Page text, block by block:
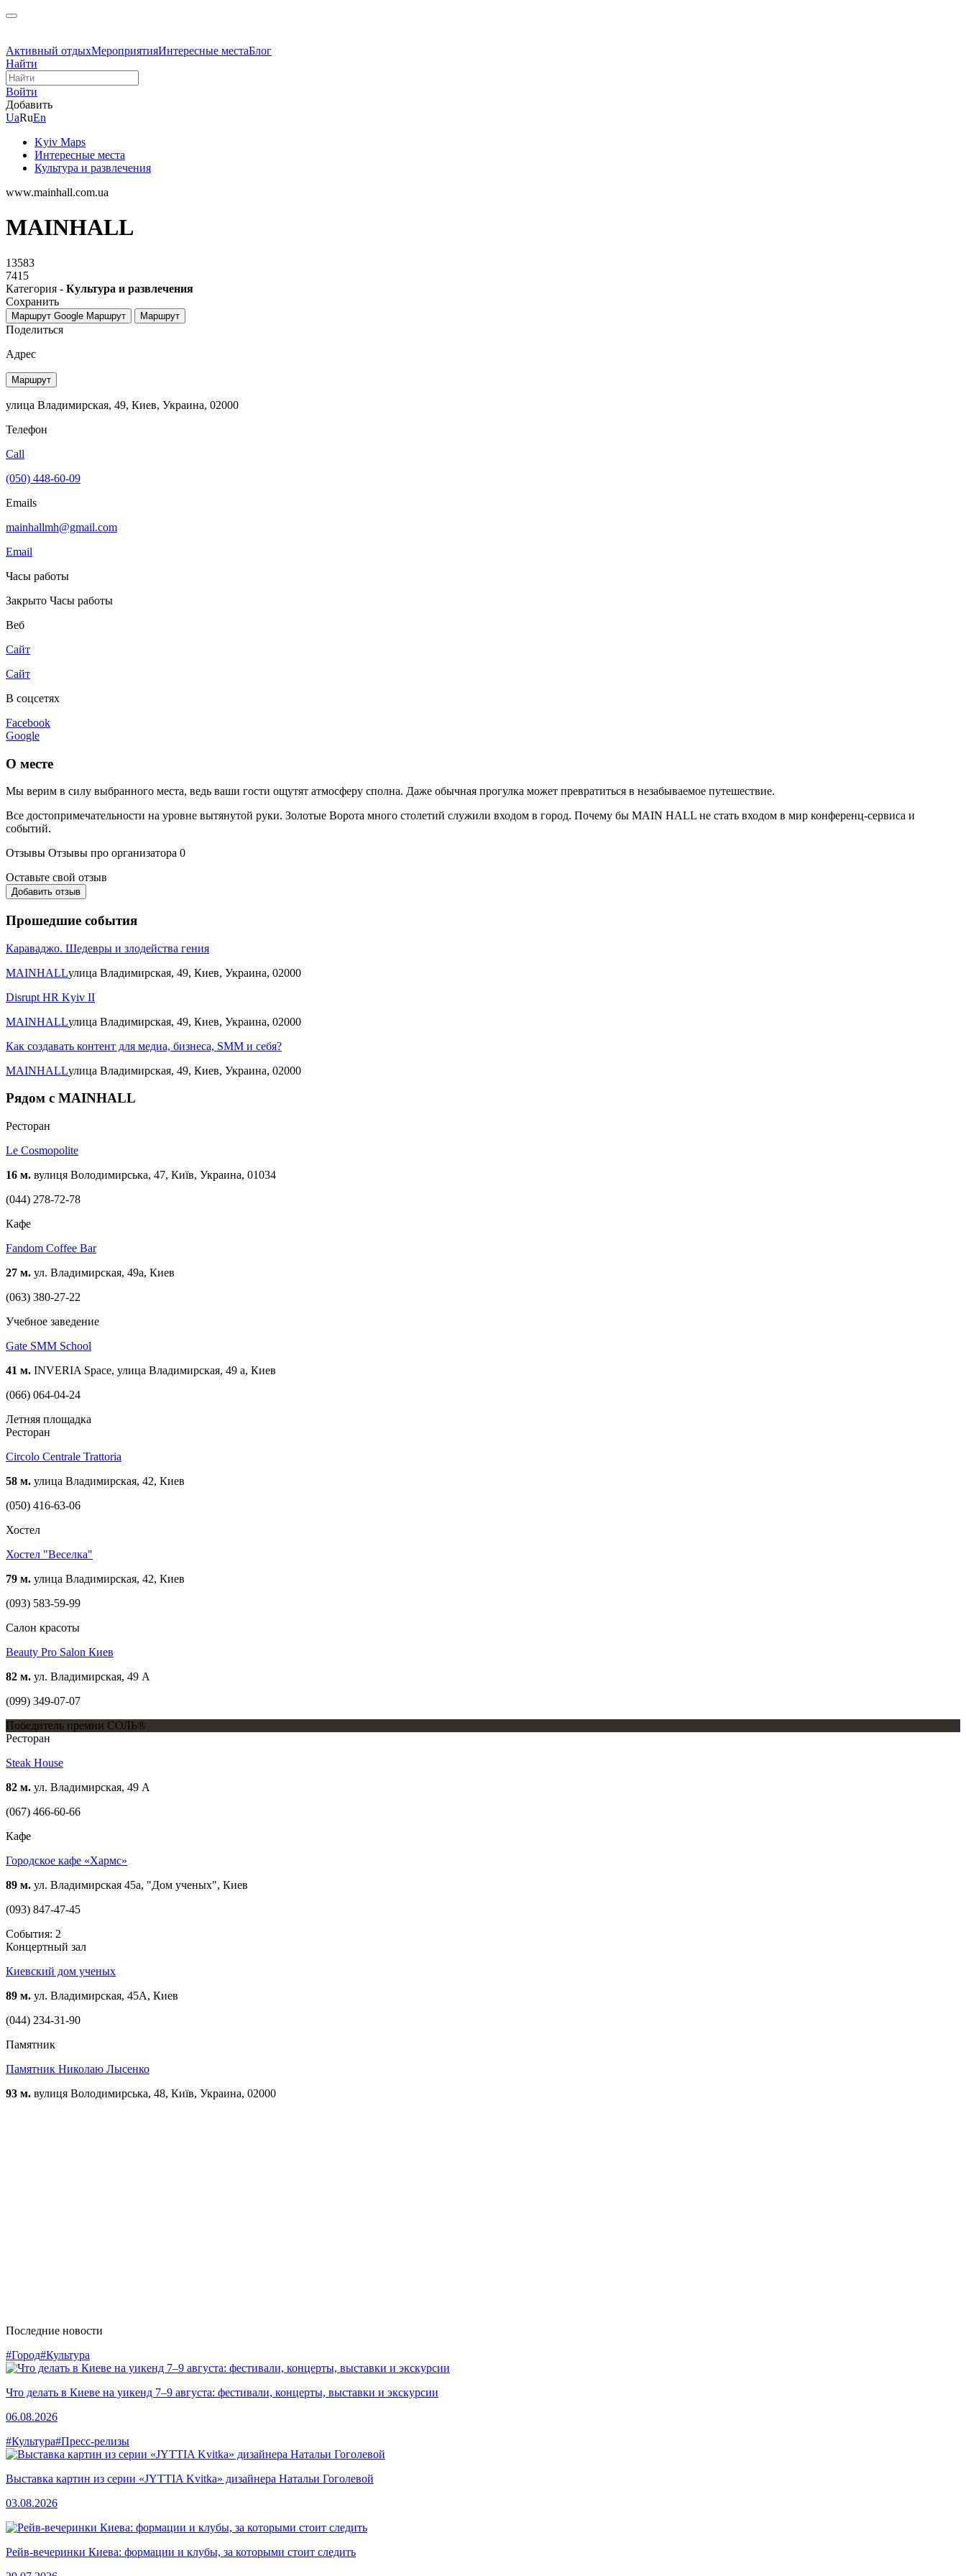
Активный отдыхМероприятияИнтересные местаБлог
Найти
Войти
Добавить
UaRuEn
Kyiv Maps
Интересные места
Культура и развлечения
www.mainhall.com.ua
MAINHALL
13583
7415
Категория - Культура и развлечения
Сохранить
Маршрут Google Маршрут Маршрут
Поделиться
Адрес
Маршрут
улица Владимирская, 49, Киев, Украина, 02000
Телефон
Call
(050) 448-60-09
Emails
mainhallmh@gmail.com
Email
Часы работы
Закрыто Часы работы
Веб
Сайт
Сайт
В соцсетях
Facebook
Google
О месте
Мы верим в силу выбранного места, ведь ваши гости ощутят атмосферу сполна. Даже обычная прогулка может превратиться в незабываемое путешествие.
Все достопримечательности на уровне вытянутой руки. Золотые Ворота много столетий служили входом в город. Почему бы MAIN HALL не стать входом в мир конференц-сервиса и
событий.
Отзывы Отзывы про организатора 0
Оставьте свой отзыв
Добавить отзыв
Прошедшие события
Караваджо. Шедевры и злодейства гения
MAINHALLулица Владимирская, 49, Киев, Украина, 02000
Disrupt HR Kyiv II
MAINHALLулица Владимирская, 49, Киев, Украина, 02000
Как создавать контент для медиа, бизнеса, SMM и себя?
MAINHALLулица Владимирская, 49, Киев, Украина, 02000
Рядом с MAINHALL
Ресторан
Le Cosmopolite
16 м. вулиця Володимирська, 47, Київ, Украина, 01034
(044) 278-72-78
Кафе
Fandom Coffee Bar
27 м. ул. Владимирская, 49а, Киев
(063) 380-27-22
Учебное заведение
Gate SMM School
41 м. INVERIA Space, улица Владимирская, 49 а, Киев
(066) 064-04-24
Летняя площадка
Ресторан
Circolo Centrale Trattoria
58 м. улица Владимирская, 42, Киев
(050) 416-63-06
Хостел
Хостел "Веселка"
79 м. улица Владимирская, 42, Киев
(093) 583-59-99
Салон красоты
Beauty Pro Salon Киев
82 м. ул. Владимирская, 49 А
(099) 349-07-07
Победитель премии СОЛЬ®
Ресторан
Steak House
82 м. ул. Владимирская, 49 А
(067) 466-60-66
Кафе
Городское кафе «Хармс»
89 м. ул. Владимирская 45а, "Дом ученых", Киев
(093) 847-47-45
События: 2
Концертный зал
Киевский дом ученых
89 м. ул. Владимирская, 45А, Киев
(044) 234-31-90
Памятник
Памятник Николаю Лысенко
93 м. вулиця Володимирська, 48, Київ, Украина, 02000
Последние новости
#Город#Культура
Что делать в Киеве на уикенд 7–9 августа: фестивали, концерты, выставки и экскурсии
06.08.2026
#Культура#Пресс-релизы
Выставка картин из серии «JYTTIA Kvitka» дизайнера Натальи Гоголевой
03.08.2026
Рейв-вечеринки Киева: формации и клубы, за которыми стоит следить